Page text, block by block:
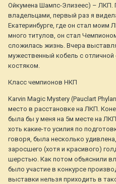
Ойкумена Шампс-Элизеес) – ЛКП.
владельцами, первый раз я
Екатеринбурге, где он стал моим
много титулов, он стал
сложилась жизнь. Вчера
мужественный кобель с
костяком.
Класс чемпионов НКП
Karvin Magic Mystery (Pauclart
место в расстановке на ЛКП.
была бы у меня на 5м месте на
хоть какие-то усилия по
говоря, была несколько
заросшего (хотя и красивого)
шерстью. Как потом объяснили
было участие в конкурсе
выставки нельзя приходить в